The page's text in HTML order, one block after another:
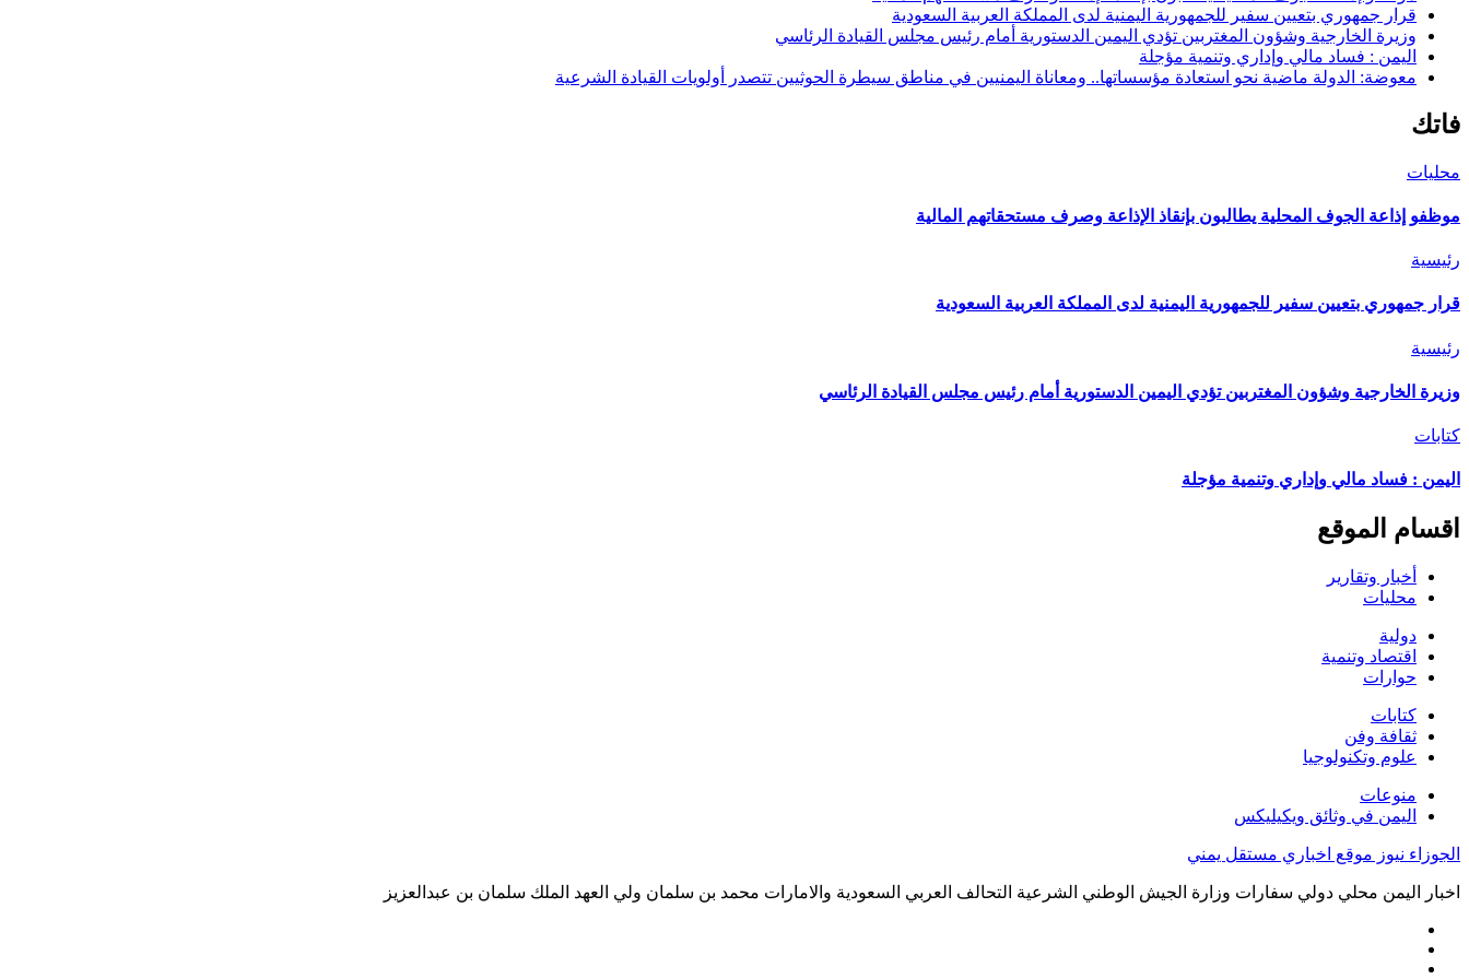
قرار جمهوري بتعيين سفير للجمهورية اليمنية لدى المملكة العربية السعودية
وزيرة الخارجية وشؤون المغتربين تؤدي اليمين الدستورية أمام رئيس مجلس القيادة الرئاسي
اليمن : فساد مالي وإداري وتنمية مؤجلة
معوضة: الدولة ماضية نحو استعادة مؤسساتها.. ومعاناة اليمنيين في مناطق سيطرة الحوثيين تتصدر أولويات القيادة الشرعية
فاتك
محليات
موظفو إذاعة الجوف المحلية يطالبون بإنقاذ الإذاعة وصرف مستحقاتهم المالية
رئيسية
قرار جمهوري بتعيين سفير للجمهورية اليمنية لدى المملكة العربية السعودية
رئيسية
وزيرة الخارجية وشؤون المغتربين تؤدي اليمين الدستورية أمام رئيس مجلس القيادة الرئاسي
كتابات
اليمن : فساد مالي وإداري وتنمية مؤجلة
اقسام الموقع
أخبار وتقارير
محليات
دولية
اقتصاد وتنمية
حوارات
كتابات
ثقافة وفن
علوم وتكنولوجيا
منوعات
اليمن في وثائق ويكيليكس
الجوزاء نيوز موقع اخباري مستقل يمني
اخبار اليمن محلي دولي سفارات وزارة الجيش الوطني الشرعية التحالف العربي السعودية والامارات محمد بن سلمان ولي العهد الملك سلمان بن عبدالعزيز